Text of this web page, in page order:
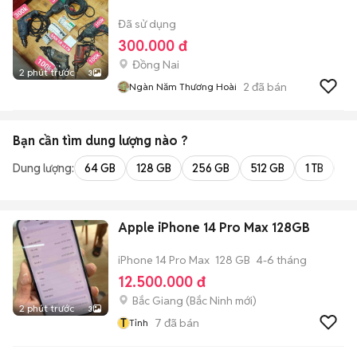
2 phút trước 3
Đã sử dụng
300.000 đ
Đồng Nai
Ngàn Năm Thương Hoài 2 đã bán
Bạn cần tìm dung lượng nào ?
Dung lượng: 64 GB 128 GB 256 GB 512 GB 1 TB
2 phút trước 3
Apple iPhone 14 Pro Max 128GB
iPhone 14 Pro Max 128 GB 4-6 tháng
12.500.000 đ
Bắc Giang (Bắc Ninh mới)
T Tỉnh 7 đã bán